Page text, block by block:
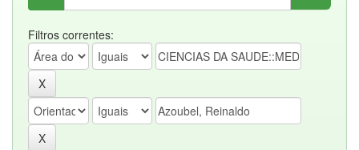
Filtros correntes: